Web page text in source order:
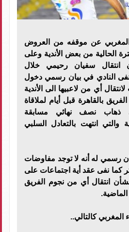
عن موقفه من العروض
الحالية من بعض الأندية وعلى
انتقال سفيان رحيمي خلال
ونفى النادي في بيان رسمي دخول
أي من لاعبيها الى الأندية
بالقاهرة قبل أيام لملاقاة
ذهاب نصف نهائي مسابقة
والتي انتهت بالتعادل السلبي
رسمي له أنه لا توجد مفاوضات
كما نفى عقد أية اجتماعات على
انتقال أي من نجوم الفريق
الماضية.
المغربي كالتالي..